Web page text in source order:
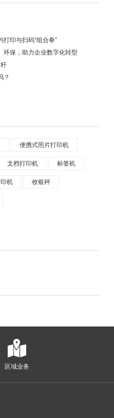
印与扫码“组合拳”
环保，助力企业数字化转型
？
便携式照片打印机
文档打印机 标签机
机 收银秤
区域业务